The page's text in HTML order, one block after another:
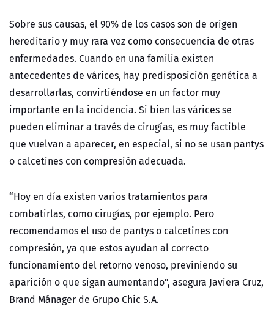
Sobre sus causas, el 90% de los casos son de origen
hereditario y muy rara vez como consecuencia de otras
enfermedades. Cuando en una familia existen
antecedentes de várices, hay predisposición genética a
desarrollarlas, convirtiéndose en un factor muy
importante en la incidencia. Si bien las várices se
pueden eliminar a través de cirugías, es muy factible
que vuelvan a aparecer, en especial, si no se usan pantys
o calcetines con compresión adecuada.
“Hoy en día existen varios tratamientos para
combatirlas, como cirugías, por ejemplo. Pero
recomendamos el uso de pantys o calcetines con
compresión, ya que estos ayudan al correcto
funcionamiento del retorno venoso, previniendo su
aparición o que sigan aumentando”, asegura Javiera Cruz,
Brand Mánager de Grupo Chic S.A.